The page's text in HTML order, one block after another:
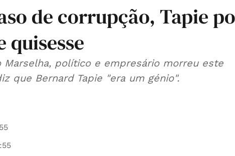
de corrupção, Tapie
quisesse
Marselha, político e empresário morreu este
que Bernard Tapie "era um génio".